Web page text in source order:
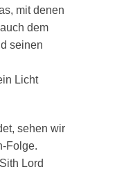
mit denen
dem
seinen
Licht
sehen wir
Folge.
Lord